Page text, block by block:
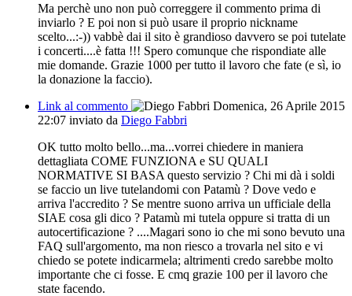
Ma perchè uno non può correggere il commento prima di
inviarlo ? E poi non si può usare il proprio nickname
scelto...:-)) vabbè dai il sito è grandioso davvero se poi tutelate
i concerti....è fatta !!! Spero comunque che rispondiate alle
mie domande. Grazie 1000 per tutto il lavoro che fate (e sì, io
la donazione la faccio).
Link al commento
Domenica, 26 Aprile 2015
22:07 inviato da Diego Fabbri
OK tutto molto bello...ma...vorrei chiedere in maniera
dettagliata COME FUNZIONA e SU QUALI
NORMATIVE SI BASA questo servizio ? Chi mi dà i soldi
se faccio un live tutelandomi con Patamù ? Dove vedo e
arriva l'accredito ? Se mentre suono arriva un ufficiale della
SIAE cosa gli dico ? Patamù mi tutela oppure si tratta di un
autocertificazione ? ....Magari sono io che mi sono bevuto una
FAQ sull'argomento, ma non riesco a trovarla nel sito e vi
chiedo se potete indicarmela; altrimenti credo sarebbe molto
importante che ci fosse. E cmq grazie 100 per il lavoro che
state facendo.